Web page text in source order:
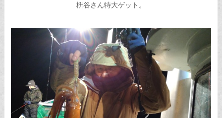
枡谷さん特大ゲット。